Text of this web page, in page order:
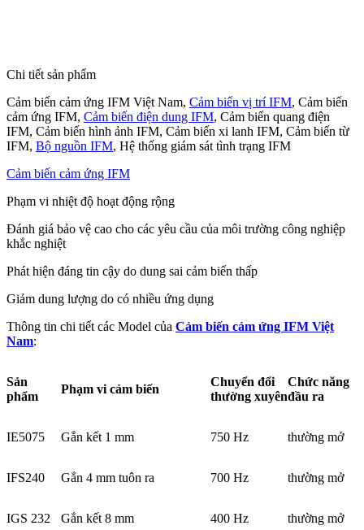
Chi tiết sản phẩm
Cảm biến cảm ứng IFM Việt Nam, Cảm biến vị trí IFM, Cảm biến
cảm ứng IFM, Cảm biến điện dung IFM, Cảm biến quang điện
IFM, Cảm biến hình ảnh IFM, Cảm biến xi lanh IFM, Cảm biến từ
IFM, Bộ nguồn IFM, Hệ thống giám sát tình trạng IFM
Cảm biến cảm ứng IFM
Phạm vi nhiệt độ hoạt động rộng
Đánh giá bảo vệ cao cho các yêu cầu của môi trường công nghiệp
khắc nghiệt
Phát hiện đáng tin cậy do dung sai cảm biến thấp
Giảm dung lượng do có nhiều ứng dụng
Thông tin chi tiết các Model của Cảm biến cảm ứng IFM Việt
Nam:
Sản
phẩm
Phạm vi cảm biến
Chuyển đổi
thường xuyên
Chức năng
đầu ra
IE5075 Gắn kết 1 mm 750 Hz thường mở
IFS240 Gắn 4 mm tuôn ra 700 Hz thường mở
IGS 232 Gắn kết 8 mm 400 Hz thường mở